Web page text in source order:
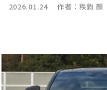
2026.01.24 作者：秩鈞 顏